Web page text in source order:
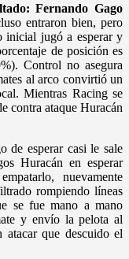
Fernando Gago
entraron bien, pero
inicial jugó a esperar y
de posición es
Control no asegura
al arco convirtió un
Mientras Racing se
contra ataque Huracán
de esperar casi le sale
Huracán en esperar
nuevamente
rompiendo líneas
se fue mano a mano
y envío la pelota al
atacar que descuido el